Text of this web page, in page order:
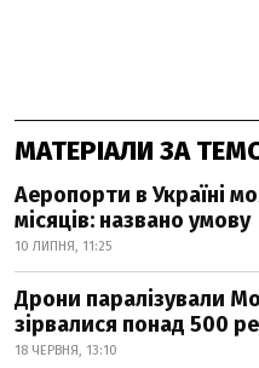
МАТЕРІАЛИ ЗА
Аеропорти в Україні
місяців: названо умову
10 ЛИПНЯ, 11:25
Дрони паралізували
зірвалися понад 500
18 ЧЕРВНЯ, 13:10